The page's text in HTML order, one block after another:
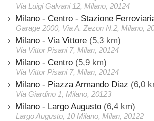
Via Luigi Galvani 12, Milano, 20124
Milano - Centro - Stazione
Garage 2000, Via A. Zezon N.2, Milano,
Milano - Via Vittore (5,3 km)
Via Vittor Pisani 7, Milan, 20124
Milano - Centro (5,9 km)
Via Vittor Pisani 7, Milan, 20124
Milano - Piazza Armando Diaz (6,0
Via Giardino 1, Milano, 20123
Milano - Largo Augusto (6,4 km)
Largo Augusto, 10 Milano, Milan, 20122